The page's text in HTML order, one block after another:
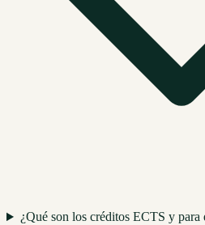
¿Qué son los créditos ECTS y para